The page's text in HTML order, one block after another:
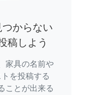
からない
稿しよう
家具の名前や
を投稿する
ことが出来る